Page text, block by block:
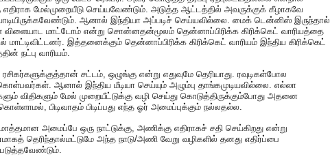
எதிராக மேல்முறையீடு செய்யவேண்டும். அடுத்த ஆட்டத்தில் அவருக்குக் கீழாகவே
ஆனால் இந்தியா அப்படிச் செய்யவில்லை. மைக் டென்னிஸ் இருந்தால்
விளையாட மாட்டோம் என்று சொன்னதன்மூலம் தென்னாப்பிரிக்க கிரிக்கெட் வாரியத்தை
மாட்டிவிட்டனர். இத்தனைக்கும் தென்னாப்பிரிக்க கிரிக்கெட் வாரியம் இந்திய கிரிக்கெட்
நட்பு வாரியம்.
சட்டம், ஒழுங்கு என்று எதுவுமே தெரியாது. ரவுடிகள்போல
ஆனால் இந்திய மீடியா செய்யும் அழும்பு தாங்கமுடியவில்லை. எல்லா
விதிகளும் மேல் முறையீட்டுக்கு வழி செய்து கொடுத்திருக்கும்போது அதனை
பிடிவாதம் பிடிப்பது எந்த ஓர் அமைப்புக்கும் நல்லதல்ல.
அமைப்பே ஒரு நாட்டுக்கு, அணிக்கு எதிராகச் சதி செய்கிறது என்று
தெரிந்தால்மட்டுமே அந்த நாடு/அணி வேறு வழிகளில் தனது எதிர்ப்பை